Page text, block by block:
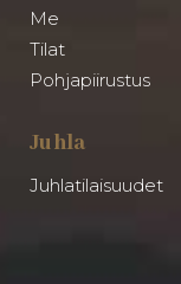
Me
Tilat
Pohjapiirustus
Juhla
Juhlatilaisuudet